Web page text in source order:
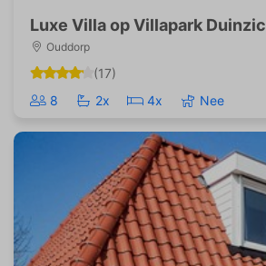
Luxe Villa op Villapark
Ouddorp
(17)
8
2x 4x Nee